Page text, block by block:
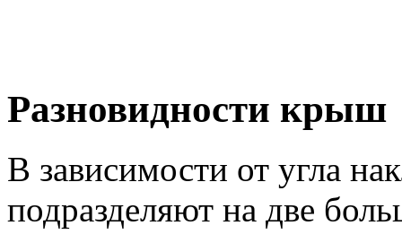
Разновидности крыш
В зависимости от угла
подразделяют на две